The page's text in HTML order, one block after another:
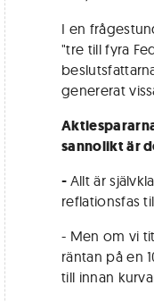
I en
"tre till fyra
genererat
sannolikt är
- Allt är
reflationsfas
- Men om vi
räntan på en
till innan